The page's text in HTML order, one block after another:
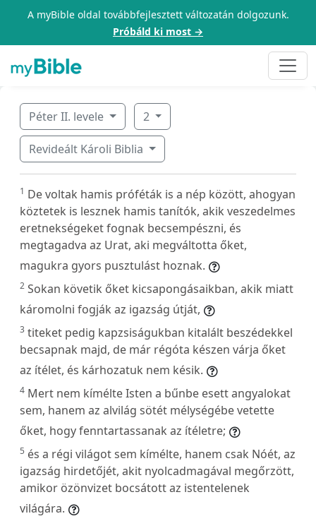
A myBible oldal továbbfejlesztett változatán dolgozunk.
Próbáld ki most →
Péter II. levele 2
Revideált Károli Biblia
1 De voltak hamis próféták is a nép között, ahogyan
köztetek is lesznek hamis tanítók, akik veszedelmes
eretnekségeket fognak becsempészni, és
megtagadva az Urat, aki megváltotta őket,
magukra gyors pusztulást hoznak.
2 Sokan követik őket kicsapongásaikban, akik miatt
káromolni fogják az igazság útját,
3 titeket pedig kapzsiságukban kitalált beszédekkel
becsapnak majd, de már régóta készen várja őket
az ítélet, és kárhozatuk nem késik.
4 Mert nem kímélte Isten a bűnbe esett angyalokat
sem, hanem az alvilág sötét mélységébe vetette
őket, hogy fenntartassanak az ítéletre;
5 és a régi világot sem kímélte, hanem csak Nóét, az
igazság hirdetőjét, akit nyolcadmagával megőrzött,
amikor özönvizet bocsátott az istentelenek
világára.